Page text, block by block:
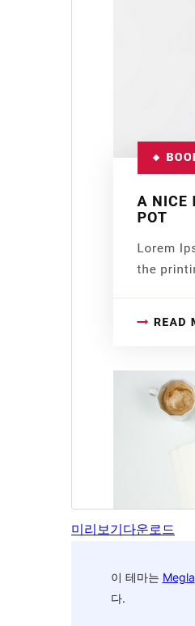
미리보기다운로드
이 테마는 Megla
다.